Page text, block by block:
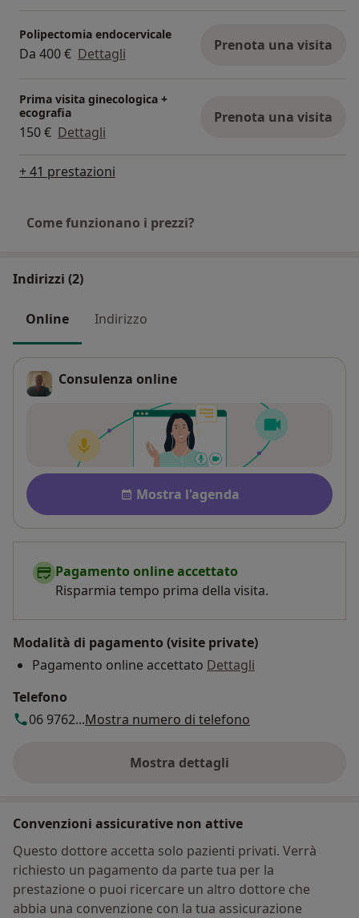
Polipectomia endocervicale
Da 400 € Dettagli Prenota una visita
Prima visita ginecologica +
ecografia
150 € Dettagli
Prenota una visita
+ 41 prestazioni
Come funzionano i prezzi?
Indirizzi (2)
Online Indirizzo
Consulenza online
Disponibilità
Mostra l'agenda
Pagamento online accettato
Risparmia tempo prima della visita.
Modalità di pagamento (visite private)
Pagamento online accettato Dettagli
Telefono
06 9762...Mostra numero di telefono
Mostra dettagli
sull'indirizzo
Convenzioni assicurative non attive
Questo dottore accetta solo pazienti privati. Verrà
richiesto un pagamento da parte tua per la
prestazione o puoi ricercare un altro dottore che
abbia una convenzione con la tua assicurazione